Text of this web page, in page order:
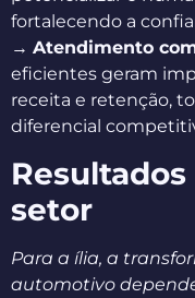
fortalecendo a
→ Atendimento
eficientes geram
receita e retenção,
diferencial
setor
Para a ília, a
automotivo